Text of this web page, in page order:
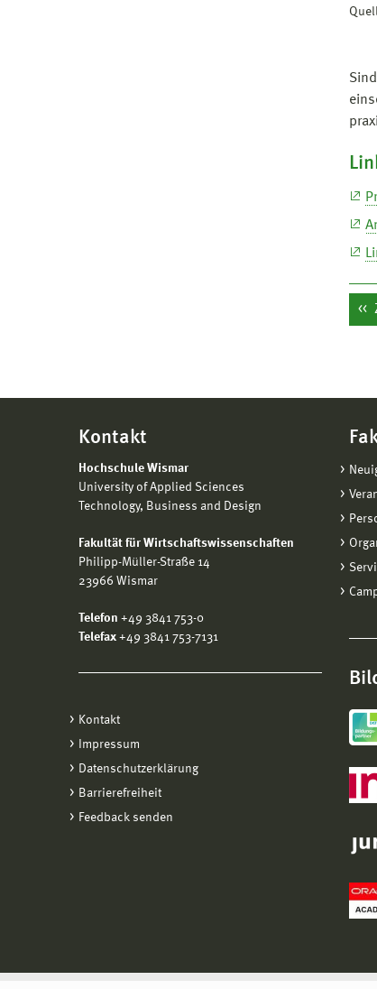
Kontakt
Hochschule Wismar
University of Applied Sciences
Technology, Business and Design
Fakultät für Wirtschaftswissenschaften
Philipp-Müller-Straße 14
23966 Wismar
Telefon +49 3841 753-0
Telefax +49 3841 753-7131
Kontakt
Impressum
Datenschutzerklärung
Barrierefreiheit
Feedback senden